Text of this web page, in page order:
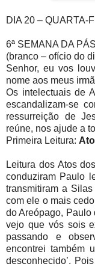
DIA 20 – QUARTA-
6ª SEMANA DA
(branco – ofício do
Senhor, eu vos
nome aos meus
Os intelectuais de
escandalizam-se
ressurreição de
reúne, nos ajude a
Primeira Leitura:
Leitura dos Atos
conduziram Paulo
transmitiram a
com ele o mais
do Areópago, Paulo
vejo que vós sois
passando e
encontrei também
desconhecido’.